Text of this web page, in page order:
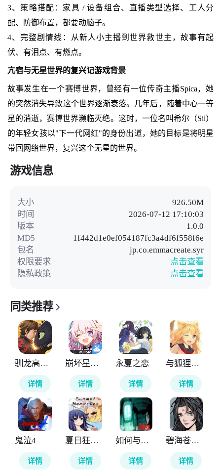
3、策略搭配：家具 / 设备组合、直播类型选择、工人分
配、防御布置，都要动脑子。
4、完整剧情线：从新人小主播到世界救世主，故事有起
伏、有泪点、有燃点。
亢宿与无星世界的复兴记游戏背景
故事发生在一个赛博世界，曾经有一位传奇主播Spica，她
的突然消失导致这个世界逐渐衰落。几年后，随着中心一等
星的消逝，赛博世界濒临灭绝。这时，一位名叫希尔（Sil）
的年轻女孩以"下一代网红"的身份出道，她的目标是将明星
带回网络世界，复兴这个无星的世界。
游戏信息
大小
926.50M
时间
2026-07-12 17:10:03
版本
1.0.0
MD5
1f442d1e0ef054187fc3a4df6f558f6e
包名
jp.co.emmacreate.syr
权限要求
点击查看
隐私政策
点击查看
同类推荐
驯龙高手旅程
详情
崩坏星穹铁道云游戏
详情
永夏之恋
详情
与狐狸的日常
详情
鬼泣4
详情
夏日狂想曲
详情
如何与实体约会
详情
碧海苍云录
详情